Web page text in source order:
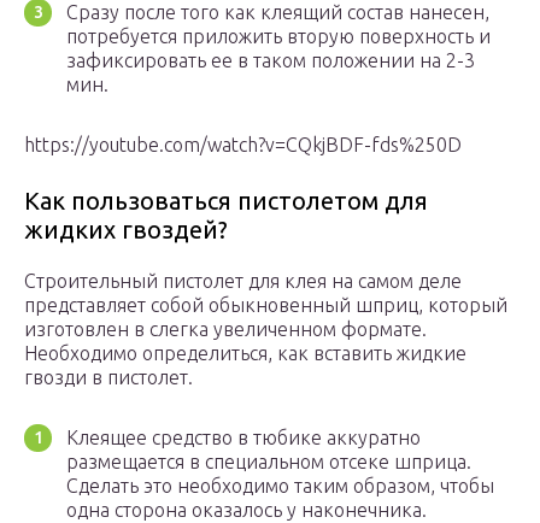
Сразу после того как клеящий состав нанесен,
потребуется приложить вторую поверхность и
зафиксировать ее в таком положении на 2-3
мин.
https://youtube.com/watch?v=CQkjBDF-fds%250D
Как пользоваться пистолетом для
жидких гвоздей?
Строительный пистолет для клея на самом деле
представляет собой обыкновенный шприц, который
изготовлен в слегка увеличенном формате.
Необходимо определиться, как вставить жидкие
гвозди в пистолет.
Клеящее средство в тюбике аккуратно
размещается в специальном отсеке шприца.
Сделать это необходимо таким образом, чтобы
одна сторона оказалось у наконечника.